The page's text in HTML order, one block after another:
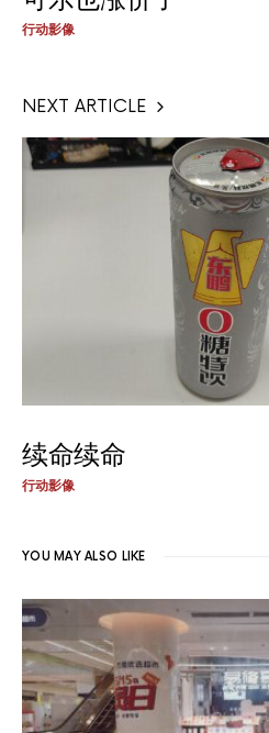
行动影像
NEXT ARTICLE
续命续命
行动影像
YOU MAY ALSO LIKE